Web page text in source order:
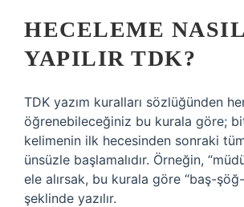
HECELEME NASIL
YAPILIR TDK?
TDK yazım kuralları sözlüğünden
öğrenebileceğiniz bu kurala göre;
kelimenin ilk hecesinden sonraki
ünsüzle başlamalıdır. Örneğin,
ele alırsak, bu kurala göre “baş-
şeklinde yazılır.